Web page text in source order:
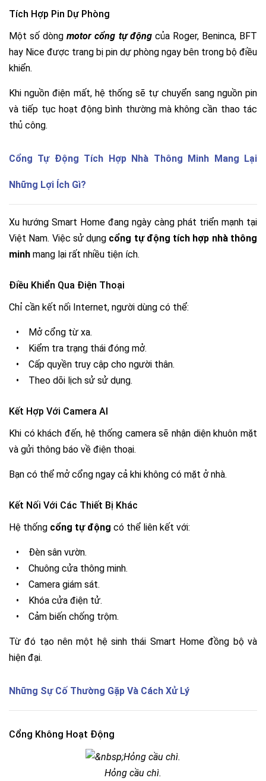
Tích Hợp Pin Dự Phòng
Một số dòngmotor cổng tự độngcủa Roger, Beninca, BFT
hay Nice được trang bị pin dự phòng ngay bên trong bộ điều
khiển.
Khi nguồn điện mất, hệ thống sẽ tự chuyển sang nguồn pin
và tiếp tục hoạt động bình thường mà không cần thao tác
thủ công.
Cổng Tự Động Tích Hợp Nhà Thông Minh Mang Lại
Những Lợi Ích Gì?
Xu hướng Smart Home đang ngày càng phát triển mạnh tại
Việt Nam. Việc sử dụng cổng tự động tích hợp nhà thông
minh mang lại rất nhiều tiện ích.
Điều Khiển Qua Điện Thoại
Chỉ cần kết nối Internet, người dùng có thể:
• Mở cổng từ xa.
• Kiểm tra trạng thái đóng mở.
• Cấp quyền truy cập cho người thân.
• Theo dõi lịch sử sử dụng.
Kết Hợp Với Camera AI
Khi có khách đến, hệ thống camera sẽ nhận diện khuôn mặt
và gửi thông báo về điện thoại.
Bạn có thể mở cổng ngay cả khi không có mặt ở nhà.
Kết Nối Với Các Thiết Bị Khác
Hệ thống cổng tự động có thể liên kết với:
• Đèn sân vườn.
• Chuông cửa thông minh.
• Camera giám sát.
• Khóa cửa điện tử.
• Cảm biến chống trộm.
Từ đó tạo nên một hệ sinh thái Smart Home đồng bộ và
hiện đại.
Những Sự Cố Thường Gặp Và Cách Xử Lý
Cổng Không Hoạt Động
Hỏng cầu chì.